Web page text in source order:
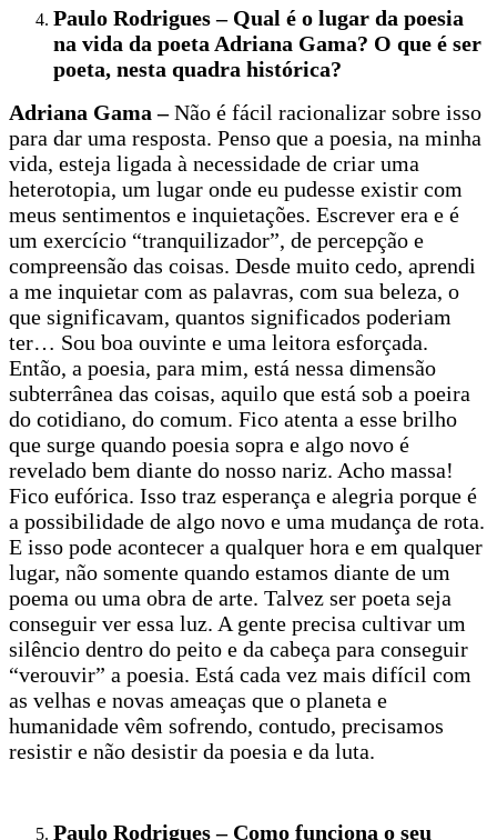
Paulo Rodrigues – Qual é o lugar da poesia
na vida da poeta Adriana Gama? O que é ser
poeta, nesta quadra histórica?
Adriana Gama –Não é fácil racionalizar sobre isso
para dar uma resposta. Penso que a poesia, na minha
vida, esteja ligada à necessidade de criar uma
heterotopia, um lugar onde eu pudesse existir com
meus sentimentos e inquietações. Escrever era e é
um exercício “tranquilizador”, de percepção e
compreensão das coisas. Desde muito cedo, aprendi
a me inquietar com as palavras, com sua beleza, o
que significavam, quantos significados poderiam
ter… Sou boa ouvinte e uma leitora esforçada.
Então, a poesia, para mim, está nessa dimensão
subterrânea das coisas, aquilo que está sob a poeira
do cotidiano, do comum. Fico atenta a esse brilho
que surge quando poesia sopra e algo novo é
revelado bem diante do nosso nariz. Acho massa!
Fico eufórica. Isso traz esperança e alegria porque é
a possibilidade de algo novo e uma mudança de rota.
E isso pode acontecer a qualquer hora e em qualquer
lugar, não somente quando estamos diante de um
poema ou uma obra de arte. Talvez ser poeta seja
conseguir ver essa luz. A gente precisa cultivar um
silêncio dentro do peito e da cabeça para conseguir
“verouvir” a poesia. Está cada vez mais difícil com
as velhas e novas ameaças que o planeta e
humanidade vêm sofrendo, contudo, precisamos
resistir e não desistir da poesia e da luta.
Paulo Rodrigues – Como funciona o seu